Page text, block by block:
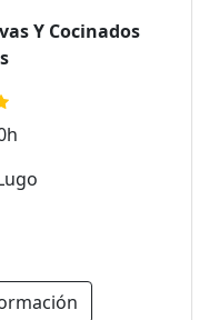
Y Cocinados